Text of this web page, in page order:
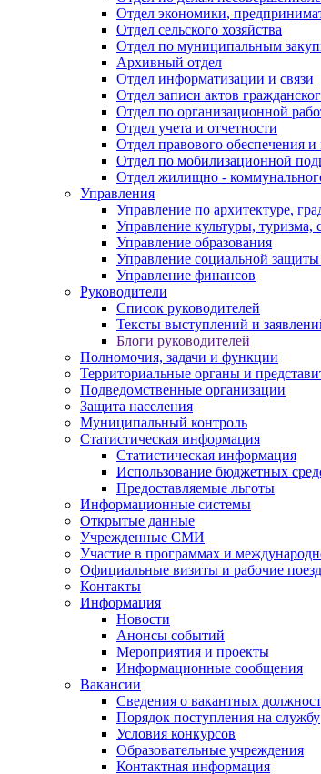
Отдел экономики,
Отдел сельского хозяйства
Отдел по муниципальным
Архивный отдел
Отдел информатизации и связи
Отдел записи актов
Отдел по организационной
Отдел учета и отчетности
Отдел правового обеспечения и
Отдел по мобилизационной
Отдел жилищно -
Управления
Управление по архитектуре,
Управление культуры,
Управление образования
Управление социальной защиты
Управление финансов
Руководители
Список руководителей
Тексты выступлений и
Блоги руководителей
Полномочия, задачи и функции
Территориальные органы и
Подведомственные организации
Защита населения
Муниципальный контроль
Статистическая информация
Статистическая информация
Использование бюджетных
Предоставляемые льготы
Информационные системы
Открытые данные
Учрежденные СМИ
Участие в программах и
Официальные визиты и рабочие
Контакты
Информация
Новости
Анонсы событий
Мероприятия и проекты
Информационные сообщения
Вакансии
Сведения о вакантных
Порядок поступления на службу
Условия конкурсов
Образовательные учреждения
Контактная информация